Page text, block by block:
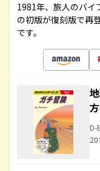
1981年、旅人のバイ
の初版が復刻版で再
です。
D-